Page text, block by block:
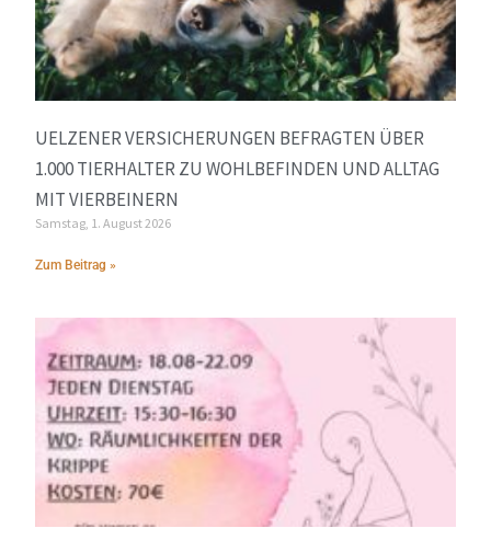
UELZENER VERSICHERUNGEN BEFRAGTEN ÜBER
1.000 TIERHALTER ZU WOHLBEFINDEN UND ALLTAG
MIT VIERBEINERN
Samstag, 1. August 2026
Zum Beitrag »